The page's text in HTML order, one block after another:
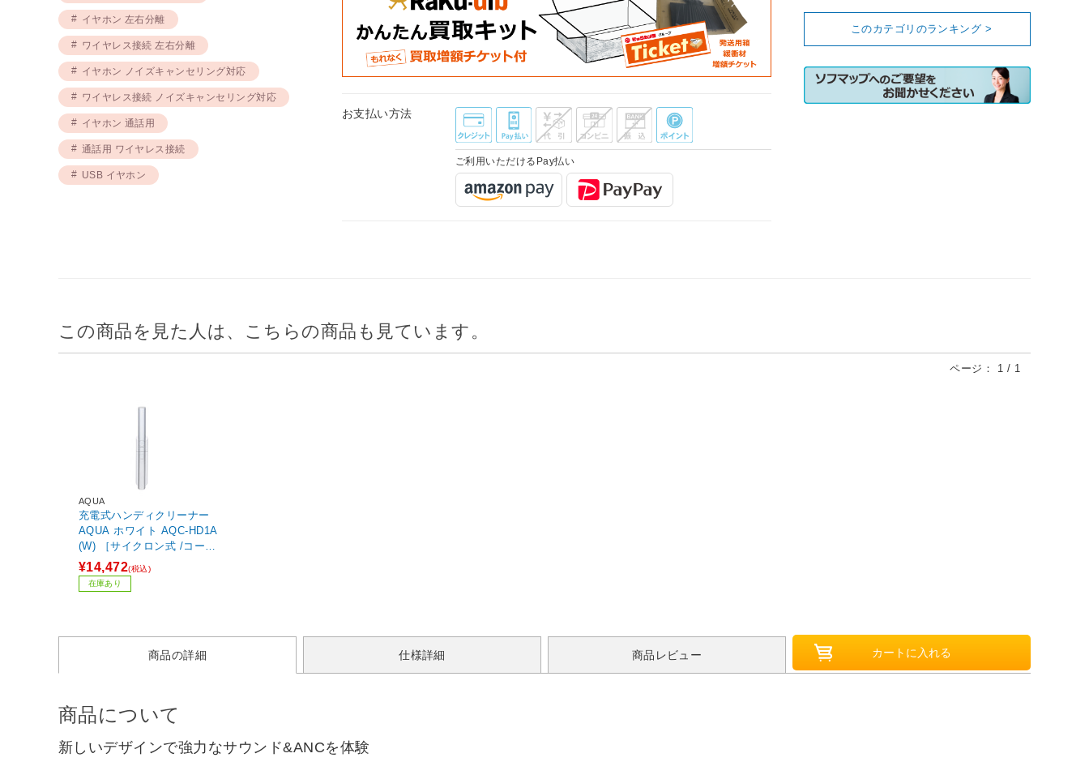
お支払い方法
ご利用いただけるPay払い
イヤホン 左右分離
ワイヤレス接続 左右分離
イヤホン ノイズキャンセリング対応
ワイヤレス接続 ノイズキャンセリング対応
イヤホン 通話用
通話用 ワイヤレス接続
USB イヤホン
このカテゴリのランキング >
この商品を見た人は、こちらの商品も見ています。
ページ： 1 / 1
AQUA
充電式ハンディクリーナー
AQUA ホワイト AQC-HD1A
(W) ［サイクロン式 /コード
レス］
¥14,472(税込)
在庫あり
商品の詳細 仕様詳細 商品レビュー
商品について
新しいデザインで強力なサウンド&ANCを体験